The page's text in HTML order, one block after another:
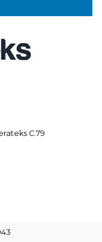
C.79